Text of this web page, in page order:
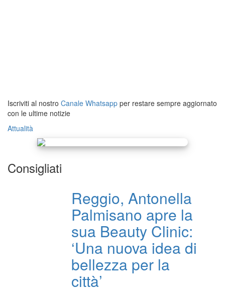
Iscriviti al nostro Canale Whatsapp per restare sempre aggiornato
con le ultime notizie
Attualità
Consigliati
Reggio, Antonella
Palmisano apre la
sua Beauty Clinic:
‘Una nuova idea di
bellezza per la
città’